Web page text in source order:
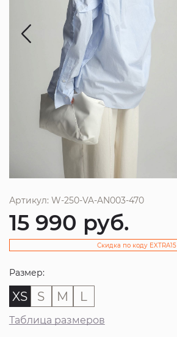
Артикул: W-250-VA-AN003-470
15 990 руб.
Скидка по коду EXTRA15
Размер:
XS S M L
Таблица размеров